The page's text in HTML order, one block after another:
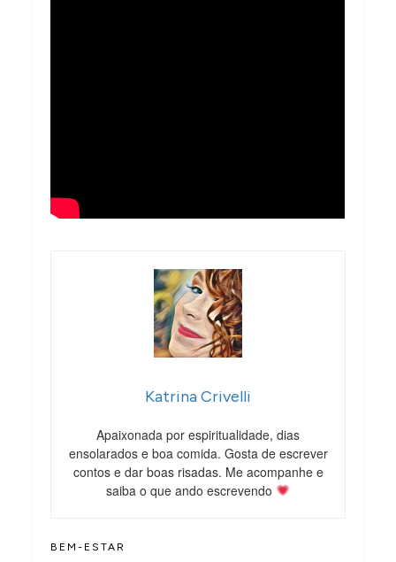
Katrina Crivelli
Apaixonada por espiritualidade, dias
ensolarados e boa comida. Gosta de escrever
contos e dar boas risadas. Me acompanhe e
saiba o que ando escrevendo
BEM-ESTAR